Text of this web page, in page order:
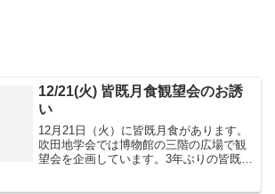
12/21(火) 皆既月食観望会のお誘
い
12月21日（火）に皆既月食があります。
吹田地学会では博物館の三階の広場で観
望会を企画しています。3年ぶりの皆既月